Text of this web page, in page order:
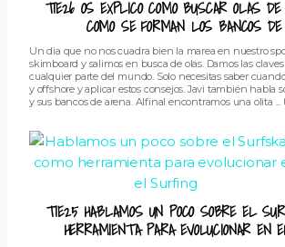
T1E26 OS EXPLICO COMO BUSCAR OLAS
COMO SE FORMAN LOS BANCOS
Un dia que no nos cuadra bien la marea en nuestro
skimboard y salimos en busca de olas. Damos las
cualquier parte del mundo. Solo necesitas saber
y offshore y aplicar estos consejos. Javi también habla
y sus bancos de arena. Alfinal encontramos una olita ...
T1E25 HABLAMOS UN POCO SOBRE EL
HERRAMIENTA PARA EVOLUCIONAR EN